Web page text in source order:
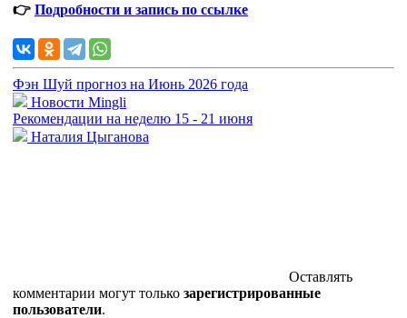
👉 Подробности и запись по ссылке
Фэн Шуй прогноз на Июнь 2026 года
Новости Mingli
Рекомендации на неделю 15 - 21 июня
Наталия Цыганова
Оставлять
комментарии могут только зарегистрированные
пользователи.